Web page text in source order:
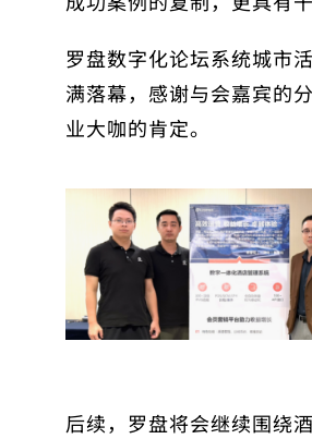
罗盘数字化论坛系统城市
满落幕，感谢与会嘉宾的
业大咖的肯定。
后续，罗盘将会继续围绕